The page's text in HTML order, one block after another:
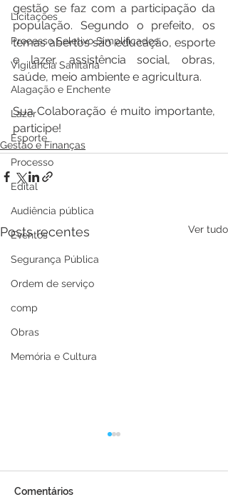
Licitações
Processo Seletivo Simplificados
Vigilância Sanitária
Alagação e Enchente
Lazer
Esporte
Processo
Edital
Audiência pública
Eventos
Segurança Pública
Ordem de serviço
comp
Obras
Memória e Cultura
gestão se faz com a participação da
população. Segundo o prefeito, os
temas abertos são educação, esporte
e lazer, assistência social, obras,
saúde, meio ambiente e agricultura.
Sua Colaboração é muito importante,
participe!
Gestão e Finanças
Posts recentes Ver tudo
Comentários